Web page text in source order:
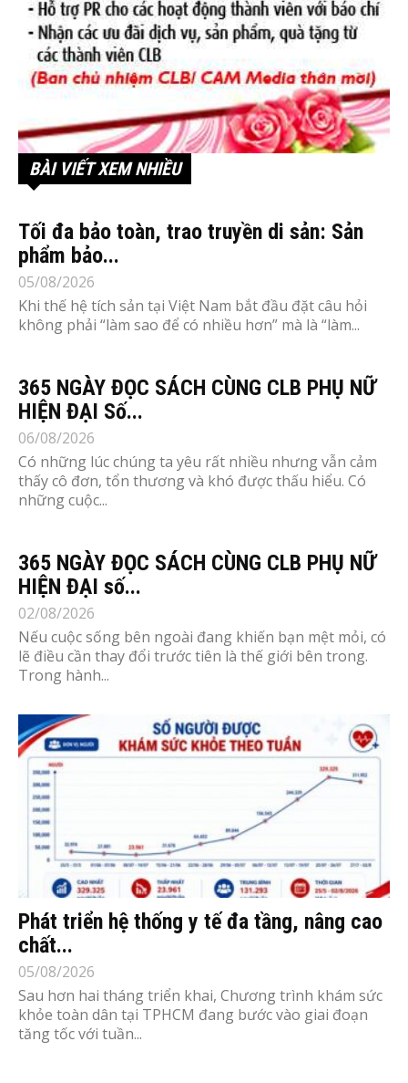
BÀI VIẾT XEM NHIỀU
Tối đa bảo toàn, trao truyền di sản: Sản
phẩm bảo...
05/08/2026
Khi thế hệ tích sản tại Việt Nam bắt đầu đặt câu hỏi
không phải “làm sao để có nhiều hơn” mà là “làm...
365 NGÀY ĐỌC SÁCH CÙNG CLB PHỤ NỮ
HIỆN ĐẠI Số...
06/08/2026
Có những lúc chúng ta yêu rất nhiều nhưng vẫn cảm
thấy cô đơn, tổn thương và khó được thấu hiểu. Có
những cuộc...
365 NGÀY ĐỌC SÁCH CÙNG CLB PHỤ NỮ
HIỆN ĐẠI số...
02/08/2026
Nếu cuộc sống bên ngoài đang khiến bạn mệt mỏi, có
lẽ điều cần thay đổi trước tiên là thế giới bên trong.
Trong hành...
Phát triển hệ thống y tế đa tầng, nâng cao
chất...
05/08/2026
Sau hơn hai tháng triển khai, Chương trình khám sức
khỏe toàn dân tại TPHCM đang bước vào giai đoạn
tăng tốc với tuần...